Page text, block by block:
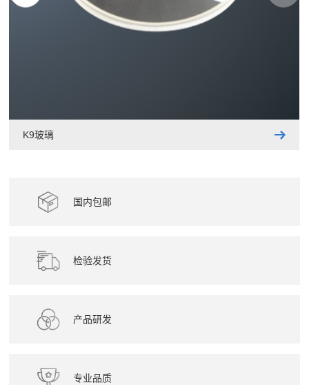
K9玻璃
国内包邮
检验发货
产品研发
专业品质